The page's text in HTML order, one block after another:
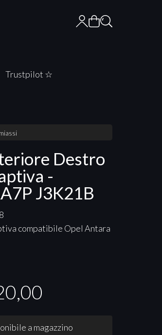
Trustpilot ☆
Destro
-
J3K21B
compatibile Opel Antara
a magazzino